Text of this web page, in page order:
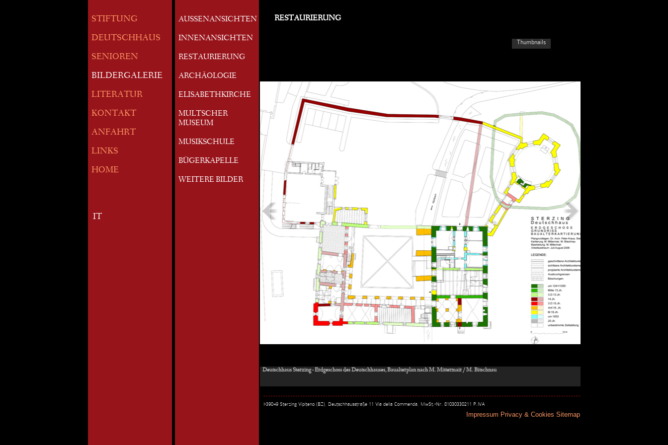
STIFTUNG
DEUTSCHHAUS
SENIOREN
BILDERGALERIE
LITERATUR
KONTAKT
ANFAHRT
LINKS
HOME
IT
AUSSENANSICHTEN
INNENANSICHTEN
RESTAURIERUNG
ARCHÄOLOGIE
ELISABETHKIRCHE
MULTSCHER
MUSEUM
MUSIKSCHULE
BÜGERKAPELLE
WEITERE BILDER
RESTAURIERUNG
Deutschhaus Sterzing - Erdgeschoss des Deutschhauses, Baualterplan nach M. Mittermair / M. Bitschnau
Thumbnails
I-39049 Sterzing Vipiteno (BZ), Deutschhausstraße 11 Via della Commenda, MwSt.-Nr. 81030330211 P.IVA
Impressum Privacy & Cookies Sitemap